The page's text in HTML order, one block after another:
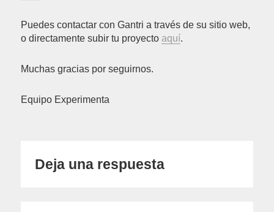
Puedes contactar con Gantri a través de su sitio web,
o directamente subir tu proyecto aquí.
Muchas gracias por seguirnos.
Equipo Experimenta
Deja una respuesta